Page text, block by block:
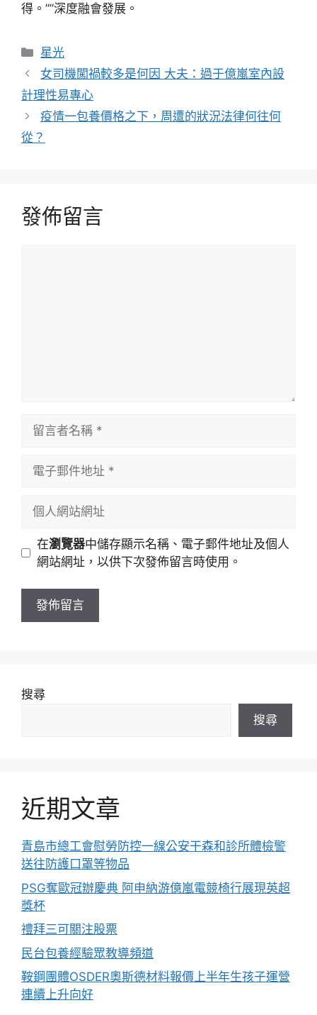
得。””深度融會發展。
分
類
星光
女司機闖禍較多是何因 大夫：過于億嵐室內設
計理性易專心
疫情一包養價格之下，周遭的狀況法律何往何
從？
發佈留言
址
站
址
在瀏覽器中儲存顯示名稱、電子郵件地址及個人
網站網址，以供下次發佈留言時使用。
搜尋
搜尋
近期文章
青島市總工會慰勞防控一線公安干森和診所體檢警
送往防護口罩等物品
PSG奪歐冠辦慶典 阿申納游億嵐電競椅行展現英超
獎杯
禮拜三可關注股票
民台包養經驗眾教導頻道
鞍鋼團體OSDER奧斯德材料報價上半年生孩子運營
連續上升向好